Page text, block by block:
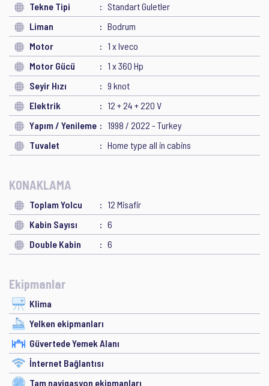
Tekne Tipi
Standart Guletler
Liman
Bodrum
Motor
1 x Iveco
Motor Gücü
1 x 360 Hp
Seyir Hızı
9 knot
Elektrik
12 + 24 + 220 V
Yapım / Yenileme
1998 / 2022 - Turkey
Tuvalet
Home type all in cabins
KONAKLAMA
Toplam Yolcu
12 Misafir
Kabin Sayısı
6
Double Kabin
6
Ekipmanlar
Klima
Yelken ekipmanları
Güvertede Yemek Alanı
İnternet Bağlantısı
Tam navigasyon ekipmanları